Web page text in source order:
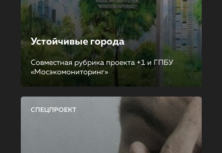
Устойчивые города
Совместная рубрика проекта +1 и ГПБУ
«Мосэкомониторинг»
СПЕЦПРОЕКТ